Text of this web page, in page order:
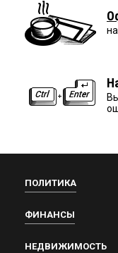
ПОЛИТИКА
ФИНАНСЫ
НЕДВИЖИМОСТЬ